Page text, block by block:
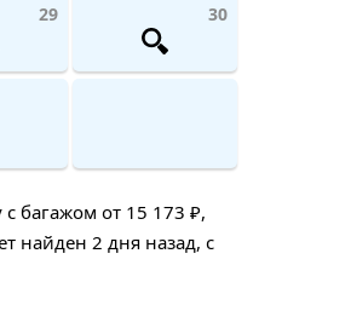
29 30
багажом от 15 173 ₽,
найден 2 дня назад, с